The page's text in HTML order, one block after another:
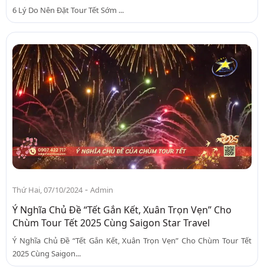
6 Lý Do Nên Đặt Tour Tết Sớm ...
Thứ Hai, 07/10/2024 - Admin
Ý Nghĩa Chủ Đề “Tết Gắn Kết, Xuân Trọn Vẹn” Cho
Chùm Tour Tết 2025 Cùng Saigon Star Travel
Ý Nghĩa Chủ Đề “Tết Gắn Kết, Xuân Trọn Vẹn” Cho Chùm Tour Tết
2025 Cùng Saigon...